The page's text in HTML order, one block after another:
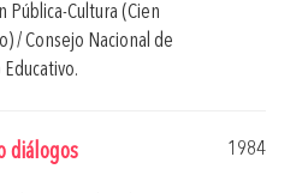
Pública-Cultura (Cien
/ Consejo Nacional de
diálogos
1984